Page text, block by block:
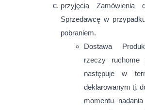
przyjęcia Zamówienia
Sprzedawcę w
pobraniem.
Dostawa
rzeczy ruchome
następuje w
deklarowanym tj.
momentu